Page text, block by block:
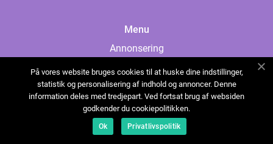
Menu
Annonsering
Cookies
Kontakta oss
Sitemap
På vores website bruges cookies til at huske dine indstillinger,
statistik og personalisering af indhold og annoncer. Denne
information deles med tredjepart. Ved fortsat brug af websiden
godkender du cookiepolitikken.
Ok Privatlivspolitik